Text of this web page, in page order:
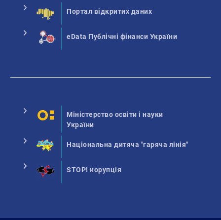
Портал відкритих даних
eData Публічні фінанси України
Міністерство освіти і науки
України
Національна дитяча "гаряча лінія"
STOP! корупція